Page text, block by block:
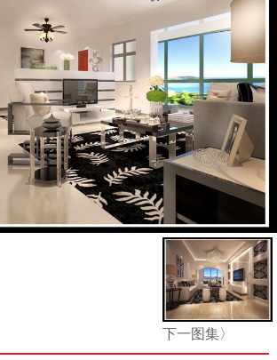
下一图集〉